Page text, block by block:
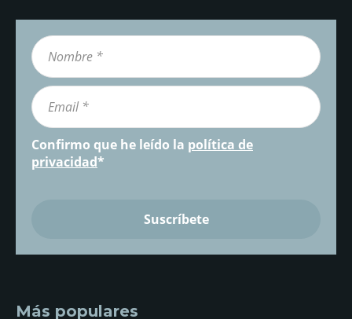
Confirmo que he leído la política de
privacidad*
Más populares